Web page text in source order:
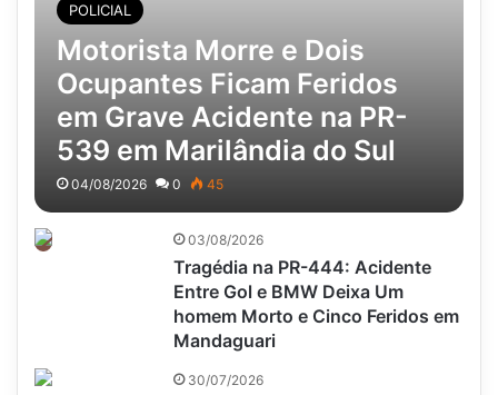
POLICIAL
Motorista Morre e Dois
Ocupantes Ficam Feridos
em Grave Acidente na PR-
539 em Marilândia do Sul
04/08/2026 0 45
03/08/2026
Tragédia na PR-444: Acidente
Entre Gol e BMW Deixa Um
homem Morto e Cinco Feridos em
Mandaguari
30/07/2026